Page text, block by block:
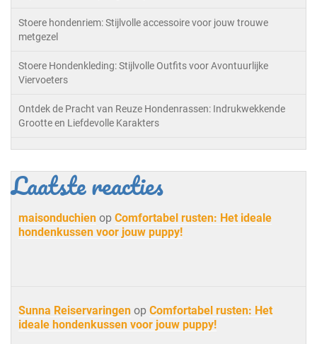
Stoere hondenriem: Stijlvolle accessoire voor jouw trouwe
metgezel
Stoere Hondenkleding: Stijlvolle Outfits voor Avontuurlijke
Viervoeters
Ontdek de Pracht van Reuze Hondenrassen: Indrukwekkende
Grootte en Liefdevolle Karakters
Laatste reacties
maisonduchien op Comfortabel rusten: Het ideale
hondenkussen voor jouw puppy!
Sunna Reiservaringen op Comfortabel rusten: Het
ideale hondenkussen voor jouw puppy!